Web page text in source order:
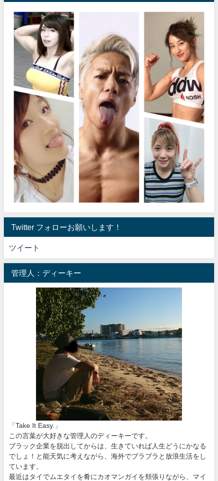
Twitter フォローお願いします！
ツイート
管理人：ディーキー
「Take It Easy.」
この言葉が大好きな管理人のディーキーです。
ブラック企業を脱出してからは、生きていれば人生どうにかなる
でしょ！と能天気に考えながら、海外でブラブラと放浪生活をし
ています。
最近はタイでムエタイを肴にカオマンガイを頬張りながら、マイ